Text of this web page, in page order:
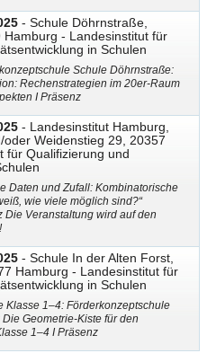
- Schule Döhrnstraße,
- Landesinstitut für
in Schulen
Schule Döhrnstraße:
Rechenstrategie​n im 20er-Raum
I Präsenz
- Landesinstitut Hamburg,
Weidenstieg 29, 20357
für Qualifizierung und
Daten und Zufall: Kombinatorische
wie viele möglich sind?“
Die Veranstaltung wird auf den
- Schule In der Alten Forst,
Hamburg - Landesinstitut für
in Schulen
Klasse 1–4: Förderkonzeptschule
Geometrie-Kiste für den
1–4 I Präsenz